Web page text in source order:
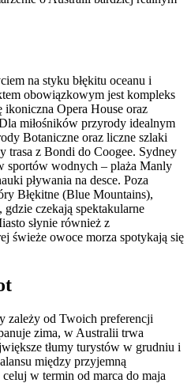
na styku błękitu oceanu i
obowiązkowym jest kompleks
Opera House oraz
miłośników przyrody idealnym
Botaniczne oraz liczne szlaki
trasa z Bondi do Coogee. Sydney
sportów wodnych – plaża Manly
pływania na desce. Poza
Błękitne (Blue Mountains),
czekają spektakularne
słynie również z
świeże owoce morza spotykają się
zależy od Twoich preferencji
zima, w Australii trwa
tłumy turystów w grudniu i
między przyjemną
w termin od marca do maja